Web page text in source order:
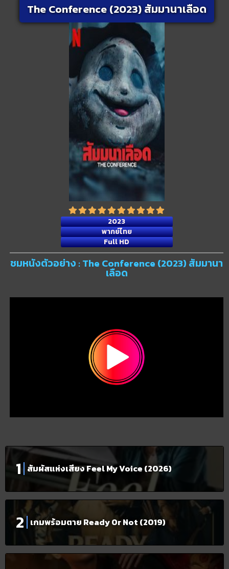
The Conference (2023) สัมมานาเลือด
2023
พากย์ไทย
Full HD
ชมหนังตัวอย่าง : The Conference (2023) สัมมานา
เลือด
สัมผัสแห่งเสียง Feel My Voice (2026)
เกมพร้อมตาย Ready Or Not (2019)